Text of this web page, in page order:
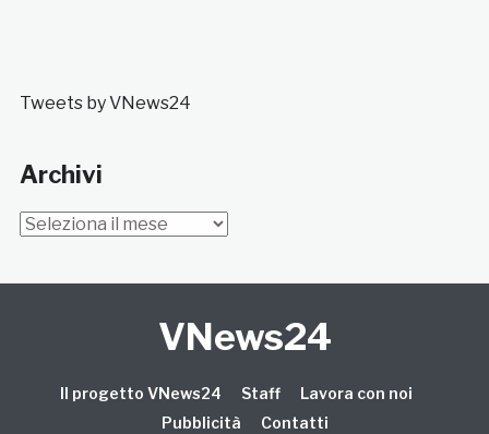
Tweets by VNews24
Archivi
Archivi
VNews24
Il progetto VNews24 Staff
Lavora con noi
Pubblicità
Contatti